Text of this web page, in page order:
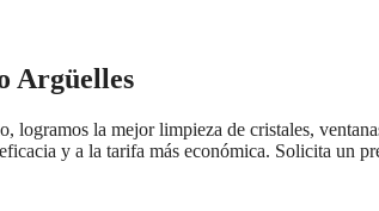
Argüelles
logramos la mejor limpieza de cristales,
y a la tarifa más económica. Solicita un